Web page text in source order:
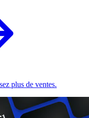
plus de ventes.